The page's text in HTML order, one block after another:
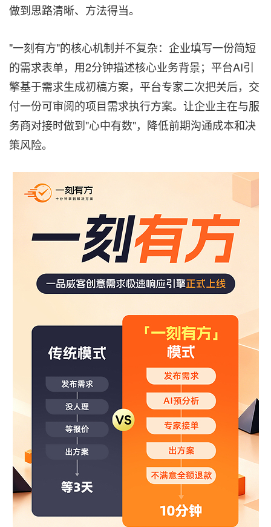
做到思路清晰、方法得当。
"一刻有方"的核心机制并不复杂：企业填写一份简短
的需求表单，用2分钟描述核心业务背景；平台AI引
擎基于需求生成初稿方案，平台专家二次把关后，交
付一份可审阅的项目需求执行方案。让企业主在与服
务商对接时做到"心中有数"，降低前期沟通成本和决
策风险。